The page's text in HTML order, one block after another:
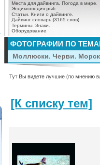
Места для дайвинга.
Погода в мире.
Энциклопедия рыб
Статьи.
Книги о дайвинге.
Дайвинг словарь (3165 слов)
Термины. Знаки.
Оборудование
ФОТОГРАФИИ ПО
Моллюски. Черви.
Тут Вы видете лучшие (по мнению
[К списку тем]